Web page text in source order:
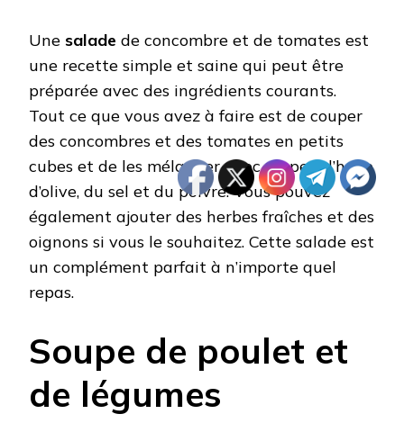
Une salade de concombre et de tomates est
une recette simple et saine qui peut être
préparée avec des ingrédients courants.
Tout ce que vous avez à faire est de couper
des concombres et des tomates en petits
cubes et de les mélanger avec un peu d’huile
d’olive, du sel et du poivre. Vous pouvez
également ajouter des herbes fraîches et des
oignons si vous le souhaitez. Cette salade est
un complément parfait à n’importe quel
repas.
Soupe de poulet et
de légumes